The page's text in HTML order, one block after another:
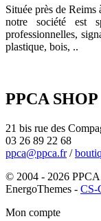
Située près de
notre société est
professionnelles,
plastique, bois, ..
PPCA SHOP
21 bis rue des
03 26 89 22 68
ppca@ppca.fr/
© 2004 - 2026
EnergoThemes - CS-
Mon compte